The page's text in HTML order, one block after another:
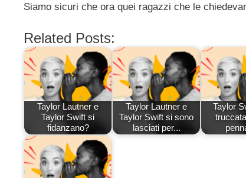
Siamo sicuri che ora quei ragazzi che le
Related Posts:
Taylor Lautner e
Taylor Swift si
fidanzano?
Taylor Lautner e
Taylor Swift si sono
lasciati per...
Taylor